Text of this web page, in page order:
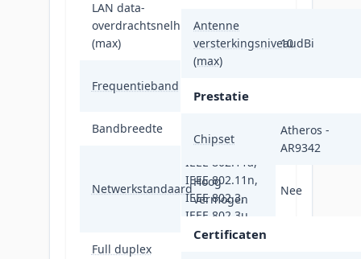
LAN data-
overdrachtsnelheid
(max)
Frequentieband
GHz
Bandbreedte
Netwerkstandaard
IEEE 802.11a,
IEEE 802.11n,
IEEE 802.3,
IEEE 802.3u
Full duplex
Antenne
versterkingsniveau
(max)
10 dBi
Prestatie
Chipset
Atheros -
AR9342
Hoog
vermogen
Nee
Certificaten